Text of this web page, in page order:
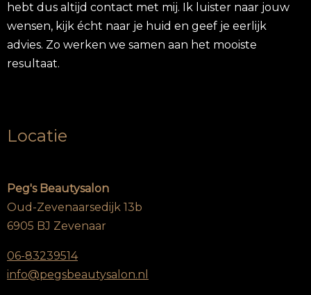
hebt dus altijd contact met mij. Ik luister naar jouw
wensen, kijk écht naar je huid en geef je eerlijk
advies. Zo werken we samen aan het mooiste
resultaat.
Locatie
Peg's Beautysalon
Oud-Zevenaarsedijk 13b
6905 BJ Zevenaar
06-83239514
info@pegsbeautysalon.nl